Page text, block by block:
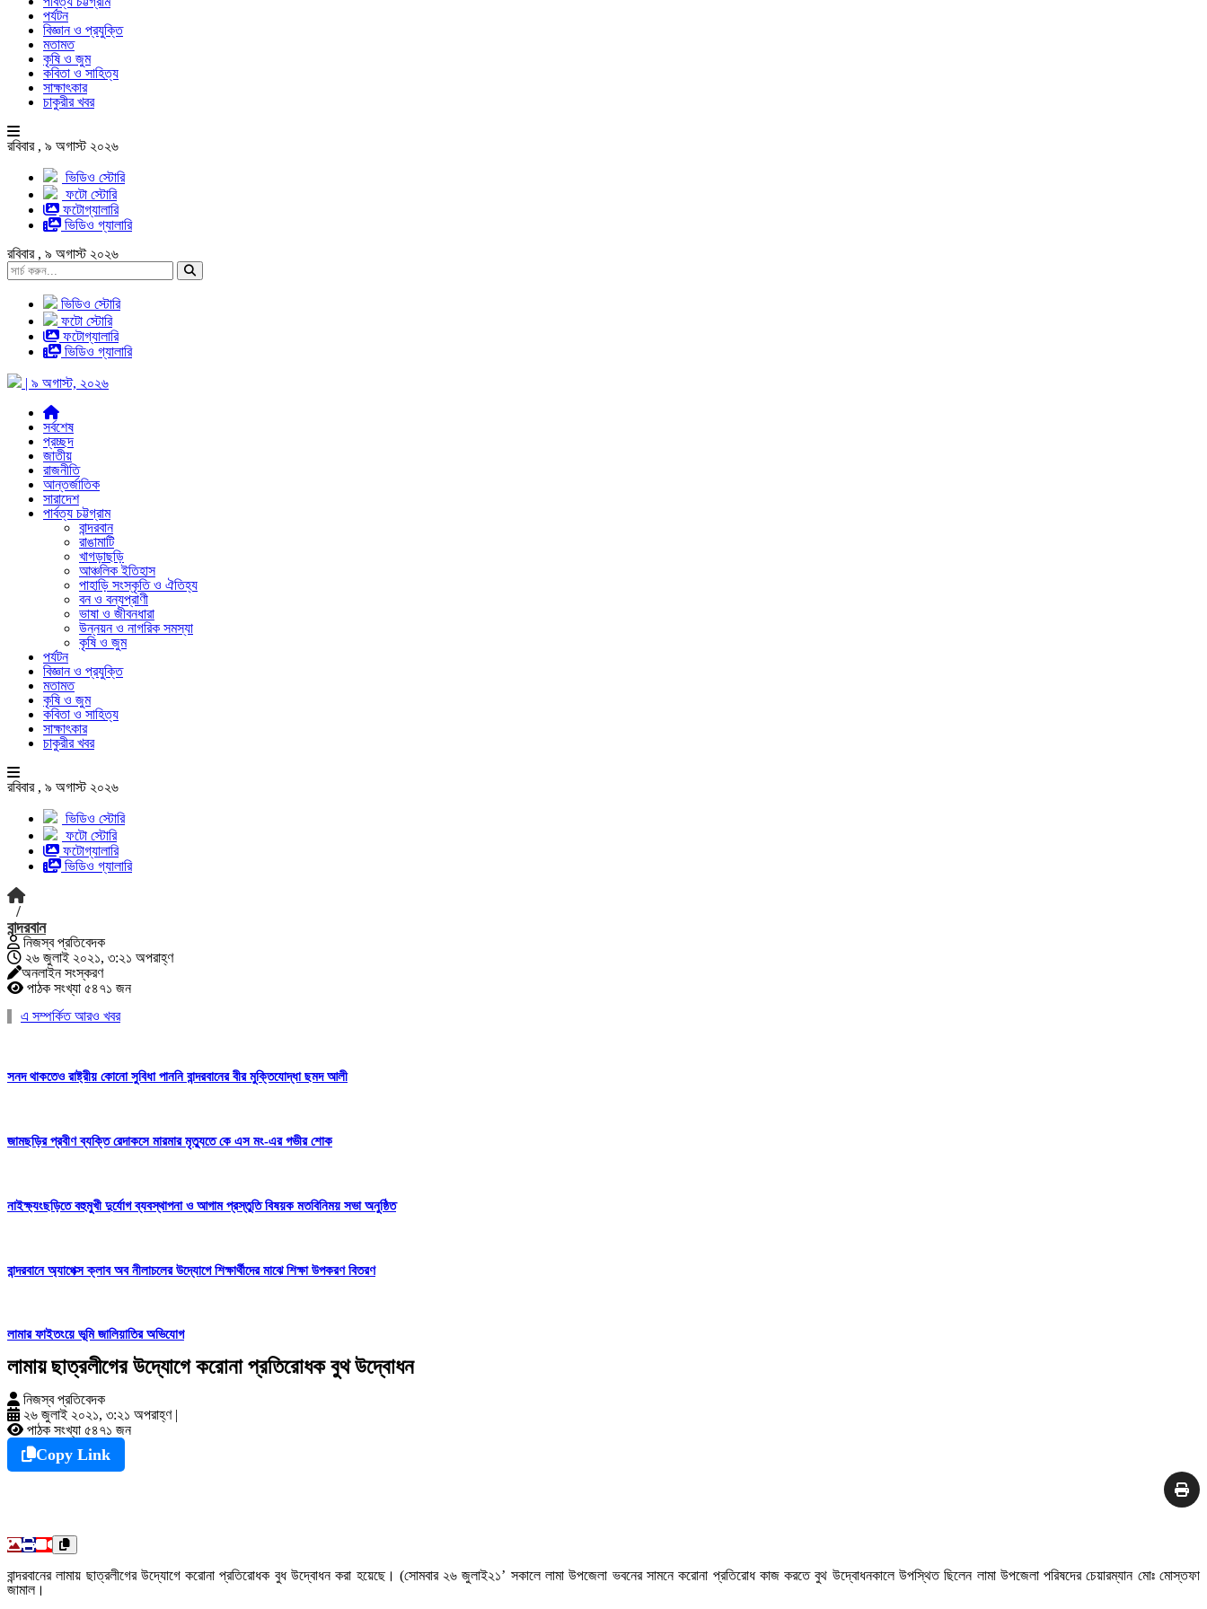
পর্যটন
বিজ্ঞান ও প্রযুক্তি
মতামত
কৃষি ও জুম
কবিতা ও সাহিত্য
সাক্ষাৎকার
চাকুরীর খবর
রবিবার , ৯ অগাস্ট ২০২৬
ভিডিও স্টোরি
ফটো স্টোরি
ফটোগ্যালারি
ভিডিও গ্যালারি
রবিবার , ৯ অগাস্ট ২০২৬
ভিডিও স্টোরি
ফটো স্টোরি
ফটোগ্যালারি
ভিডিও গ্যালারি
| ৯ অগাস্ট, ২০২৬
সর্বশেষ
প্রচ্ছদ
জাতীয়
রাজনীতি
আন্তর্জাতিক
সারাদেশ
পার্বত্য চট্টগ্রাম
বান্দরবান
রাঙামাটি
খাগড়াছড়ি
আঞ্চলিক ইতিহাস
পাহাড়ি সংস্কৃতি ও ঐতিহ্য
বন ও বন্যপ্রাণী
ভাষা ও জীবনধারা
উন্নয়ন ও নাগরিক সমস্যা
কৃষি ও জুম
পর্যটন
বিজ্ঞান ও প্রযুক্তি
মতামত
কৃষি ও জুম
কবিতা ও সাহিত্য
সাক্ষাৎকার
চাকুরীর খবর
রবিবার , ৯ অগাস্ট ২০২৬
ভিডিও স্টোরি
ফটো স্টোরি
ফটোগ্যালারি
ভিডিও গ্যালারি
/
বান্দরবান
নিজস্ব প্রতিবেদক
২৬ জুলাই ২০২১, ৩:২১ অপরাহ্ণ
অনলাইন সংস্করণ
পাঠক সংখ্যা ৫৪৭১ জন
এ সম্পর্কিত আরও খবর
সনদ থাকতেও রাষ্ট্রীয় কোনো সুবিধা পাননি বান্দরবানের বীর মুক্তিযোদ্ধা ছমদ আলী
জামছড়ির প্রবীণ ব্যক্তি রেদাকসে মারমার মৃত্যুতে কে এস মং-এর গভীর শোক
নাইক্ষ্যংছড়িতে বহুমুখী দুর্যোগ ব্যবস্থাপনা ও আগাম প্রস্তুতি বিষয়ক মতবিনিময় সভা অনুষ্ঠিত
বান্দরবানে অ্যাপেক্স ক্লাব অব নীলাচলের উদ্যোগে শিক্ষার্থীদের মাঝে শিক্ষা উপকরণ বিতরণ
লামার ফাইতংয়ে ভূমি জালিয়াতির অভিযোগ
লামায় ছাত্রলীগের উদ্যোগে করোনা প্রতিরোধক বুথ উদ্বোধন
নিজস্ব প্রতিবেদক
২৬ জুলাই ২০২১, ৩:২১ অপরাহ্ণ |
পাঠক সংখ্যা ৫৪৭১ জন
Copy Link
বান্দরবানের লামায় ছাত্রলীগের উদ্যোগে করোনা প্রতিরোধক বুধ উদ্বোধন করা হয়েছে। (সোমবার ২৬ জুলাই২১’ সকালে লামা উপজেলা ভবনের সামনে করোনা প্রতিরোধ কাজ করতে বুথ উদ্বোধনকালে উপস্থিত ছিলেন লামা উপজেলা পরিষদের চেয়ারম্যান মোঃ মোস্তফা
জামাল।